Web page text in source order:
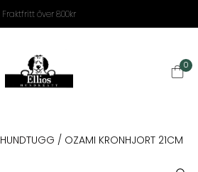
Fraktfritt över 800kr
0
HUNDTUGG / OZAMI KRONHJORT 21CM